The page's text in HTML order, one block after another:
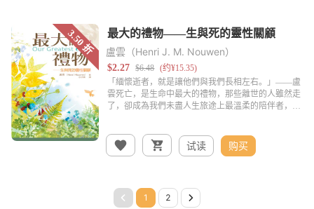
盧雲（Henri J. M. Nouwen）
试读 购买